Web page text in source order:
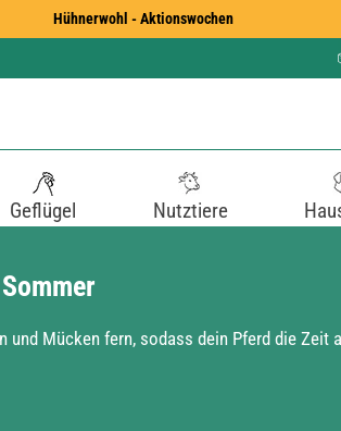
Hühnerwohl - Aktionswochen
Geflügel Nutztiere
Mücken fern, sodass dein Pferd die Zeit